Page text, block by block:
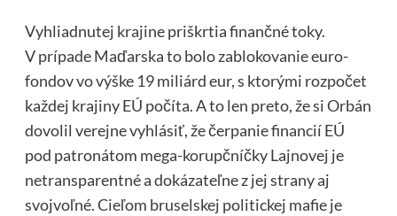
Vyhliadnutej krajine priškrtia finančné toky.
V prípade Maďarska to bolo zablokovanie euro-
fondov vo výške 19 miliárd eur, s ktorými rozpočet
každej krajiny EÚ počíta. A to len preto, že si Orbán
dovolil verejne vyhlásiť, že čerpanie financií EÚ
pod patronátom mega-korupčníčky Lajnovej je
netransparentné a dokázateľne z jej strany aj
svojvoľné. Cieľom bruselskej politickej mafie je